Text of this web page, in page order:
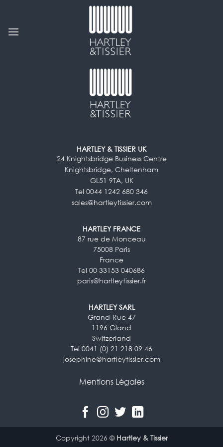
contenu
HARTLEY & TISSIER UK
24 Knightsbridge Business Centre
Knightsbridge, Cheltenham
GL51 9TA, UK
Tel 0044 1242 680 346
sales@hartleytissier.com
HARTLEY FRANCE
87 rue de Monceau
75008 Paris
France
Tel 00 33153 040686
paris@hartleytissier.fr
HARTLEY SARL
Grand-Rue 47
1196 Gland
Switzerland
Tel 0041 (0) 21 218 09 46
josephine@hartleytissier.com
Mentions Légales
Copyright 2026 © Hartley & Tissier